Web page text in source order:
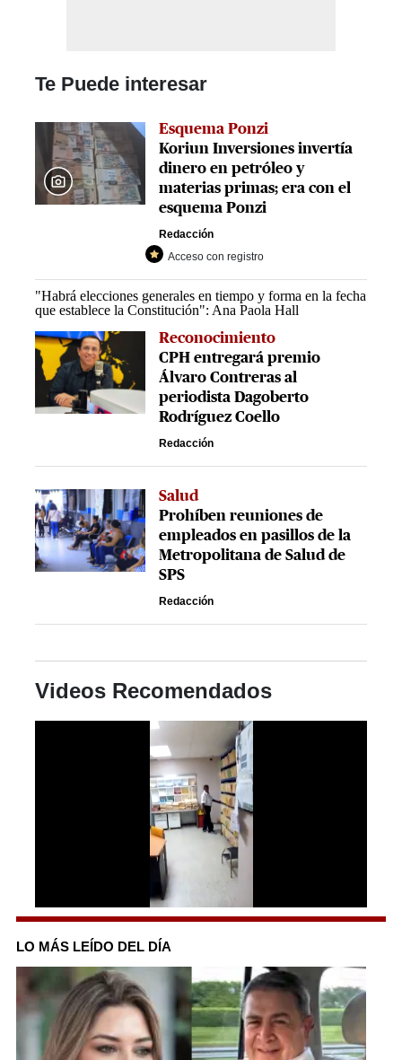
Te Puede interesar
Esquema Ponzi
Koriun Inversiones invertía
dinero en petróleo y
materias primas; era con el
esquema Ponzi
Redacción
Acceso con registro
"Habrá elecciones generales en tiempo y forma en la fecha
que establece la Constitución": Ana Paola Hall
Reconocimiento
CPH entregará premio
Álvaro Contreras al
periodista Dagoberto
Rodríguez Coello
Redacción
Salud
Prohíben reuniones de
empleados en pasillos de la
Metropolitana de Salud de
SPS
Redacción
Videos Recomendados
0
of
41
seconds
LO MÁS LEÍDO DEL DÍA